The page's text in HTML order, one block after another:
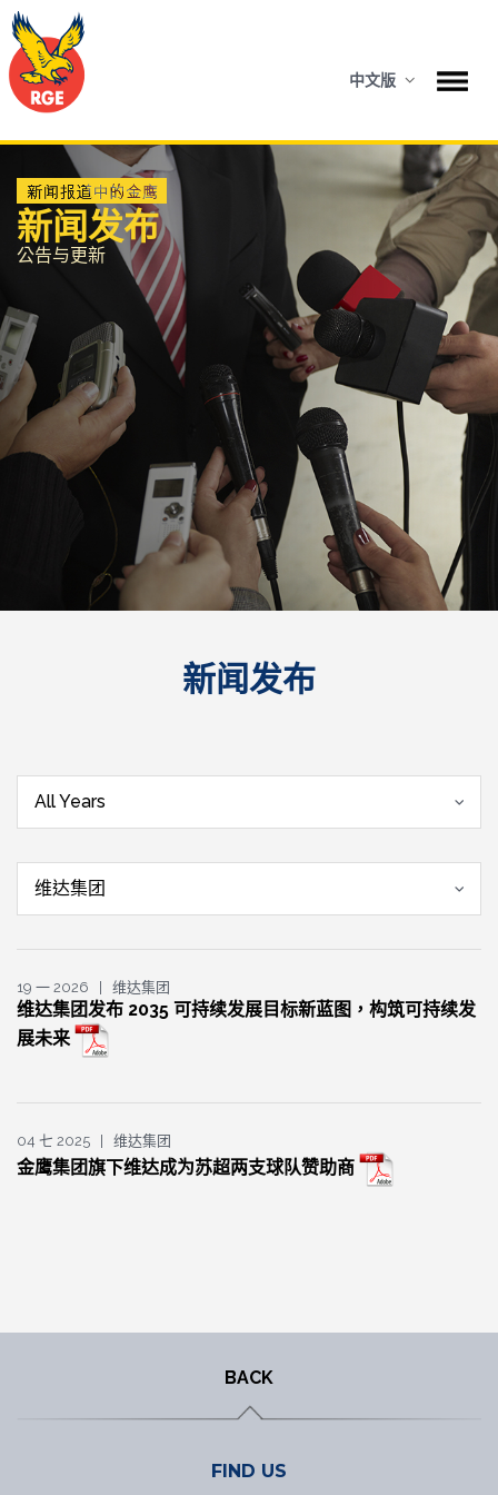
中文版
新闻发布
公告与更新
新闻发布
All Years
维达集团
19 一 2026 | 维达集团
维达集团发布 2035 可持续发展目标新蓝图，构筑可持续发
展未来
04 七 2025 | 维达集团
金鹰集团旗下维达成为苏超两支球队赞助商
BACK
FIND US